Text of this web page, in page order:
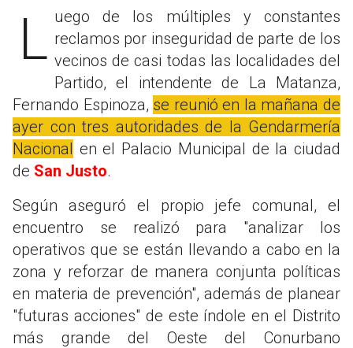
Luego de los múltiples y constantes reclamos por inseguridad de parte de los
vecinos de casi todas las localidades del
Partido, el intendente de La Matanza,
Fernando Espinoza, se reunió en la mañana de
ayer con tres autoridades de la Gendarmería
Nacional en el Palacio Municipal de la ciudad
de San Justo.
Según aseguró el propio jefe comunal, el
encuentro se realizó para "analizar los
operativos que se están llevando a cabo en la
zona y reforzar de manera conjunta políticas
en materia de prevención", además de planear
"futuras acciones" de este índole en el Distrito
más grande del Oeste del Conurbano